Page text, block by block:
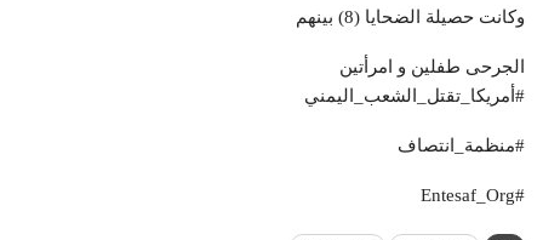
وكانت حصيلة الضحايا (8) بينهم
الجرحى طفلين و امرأتين
#أمريكا_تقتل_الشعب_اليمني
#منظمة_انتصاف
#Entesaf_Org